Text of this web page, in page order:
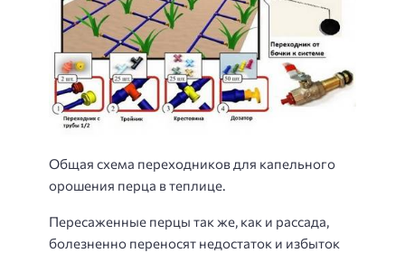
Общая схема переходников для капельного
орошения перца в теплице.
Пересаженные перцы так же, как и рассада,
болезненно переносят недостаток и избыток